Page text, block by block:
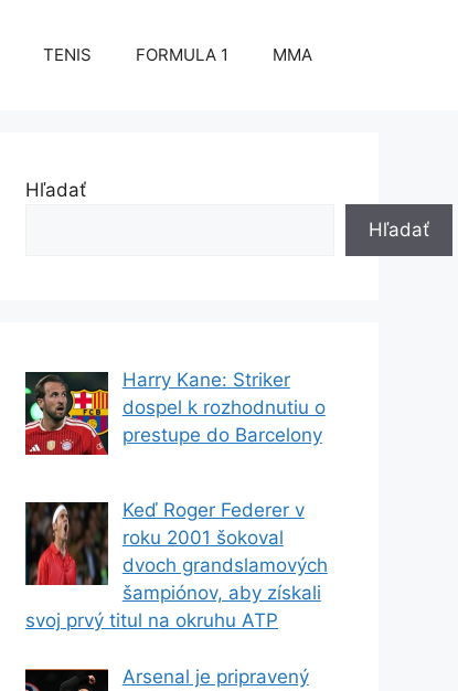
TENIS FORMULA 1 MMA
Hľadať
Hľadať
Harry Kane: Striker
dospel k rozhodnutiu o
prestupe do Barcelony
Keď Roger Federer v
roku 2001 šokoval
dvoch grandslamových
šampiónov, aby získali
svoj prvý titul na okruhu ATP
Arsenal je pripravený